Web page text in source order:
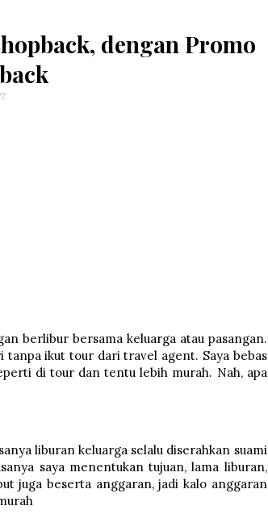
dengan Promo
berlibur bersama keluarga atau pasangan.
ikut tour dari travel agent. Saya bebas
di tour dan tentu lebih murah. Nah, apa
liburan keluarga selalu diserahkan suami
saya menentukan tujuan, lama liburan,
juga beserta anggaran, jadi kalo anggaran